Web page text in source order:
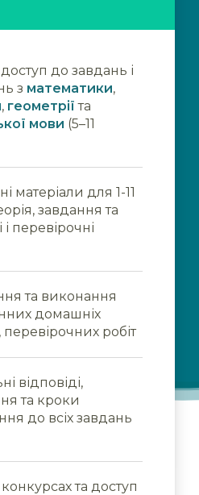
до завдань і
з математики,
, геометрії та
мови (5–11
матеріали для 1-11
завдання та
перевірочні
та виконання
домашніх
робіт
відповіді,
та кроки
до всіх завдань
та доступ